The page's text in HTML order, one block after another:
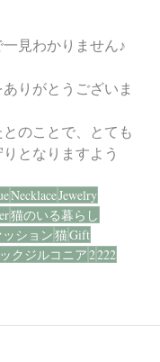
見わかりません♪
りがとうございま
のことで、とても
となりますよう
NecklaceJewelry
猫のいる暮らし
ション猫Gift
クジルコニア2222